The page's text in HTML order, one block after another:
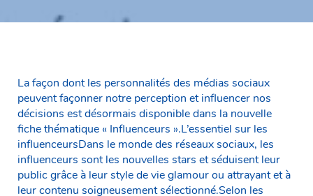
La façon dont les personnalités des médias sociaux
peuvent façonner notre perception et influencer nos
décisions est désormais disponible dans la nouvelle
fiche thématique « Influenceurs ».L’essentiel sur les
influenceursDans le monde des réseaux sociaux, les
influenceurs sont les nouvelles stars et séduisent leur
public grâce à leur style de vie glamour ou attrayant et à
leur contenu soigneusement sélectionné.Selon les